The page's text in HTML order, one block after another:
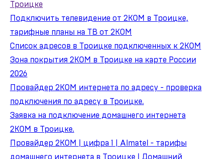
Троицке
Подключить телевидение от 2КОМ в Троицке,
тарифные планы на ТВ от 2КОМ
Список адресов в Троицке подключенных к 2КОМ
Зона покрытия 2КОМ в Троицке на карте России
2026
Провайдер 2КОМ интернета по адресу - проверка
подключения по адресу в Троицке.
Заявка на подключение домашнего интернета
2КОМ в Троицке.
Провайдер 2КОМ | цифра 1 | Almatel - тарифы
домашнего интернета в Троицке | Домашний